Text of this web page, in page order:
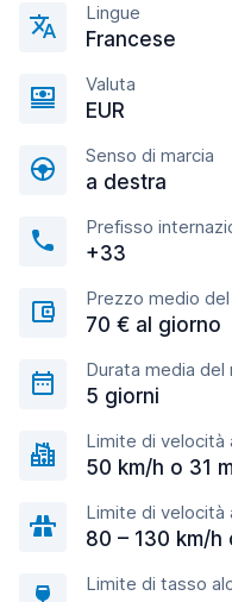
Lingue
Francese
Valuta
EUR
Senso di marcia
a destra
Prefisso
+33
Prezzo medio
70 € al giorno
Durata media del
5 giorni
Limite di velocità
50 km/h o 31
Limite di velocità
80 – 130 km/h
Limite di tasso